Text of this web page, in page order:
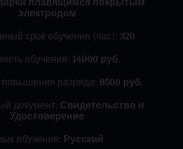
плавящимся покрытым
электродом
срок обучения (час): 320
обучения: 14000 руб.
повышения разряда: 8500 руб.
документ: Свидетельство и
Удостоверение
обучения: Русский